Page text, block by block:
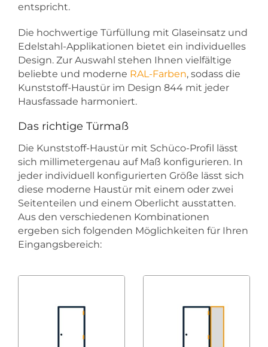
entspricht.
Die hochwertige Türfüllung mit Glaseinsatz und
Edelstahl-Applikationen bietet ein individuelles
Design. Zur Auswahl stehen Ihnen vielfältige
beliebte und moderne RAL-Farben, sodass die
Kunststoff-Haustür im Design 844 mit jeder
Hausfassade harmoniert.
Das richtige Türmaß
Die Kunststoff-Haustür mit Schüco-Profil lässt
sich millimetergenau auf Maß konfigurieren. In
jeder individuell konfigurierten Größe lässt sich
diese moderne Haustür mit einem oder zwei
Seitenteilen und einem Oberlicht ausstatten.
Aus den verschiedenen Kombinationen
ergeben sich folgenden Möglichkeiten für Ihren
Eingangsbereich: